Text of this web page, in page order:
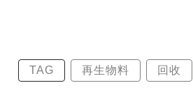
TAG 再生物料 回收